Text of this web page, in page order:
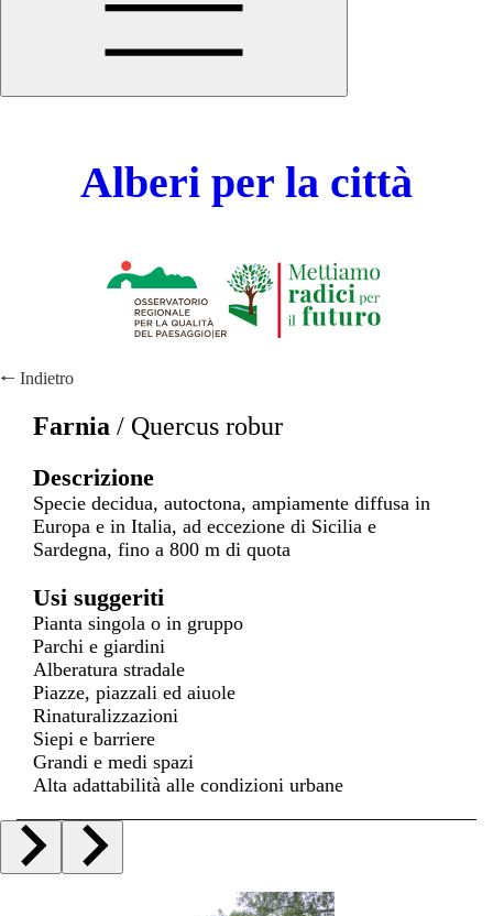
Alberi per la città
🠐 Indietro
Farnia / Quercus robur
Descrizione
Specie decidua, autoctona, ampiamente diffusa in
Europa e in Italia, ad eccezione di Sicilia e
Sardegna, fino a 800 m di quota
Usi suggeriti
Pianta singola o in gruppo
Parchi e giardini
Alberatura stradale
Piazze, piazzali ed aiuole
Rinaturalizzazioni
Siepi e barriere
Grandi e medi spazi
Alta adattabilità alle condizioni urbane